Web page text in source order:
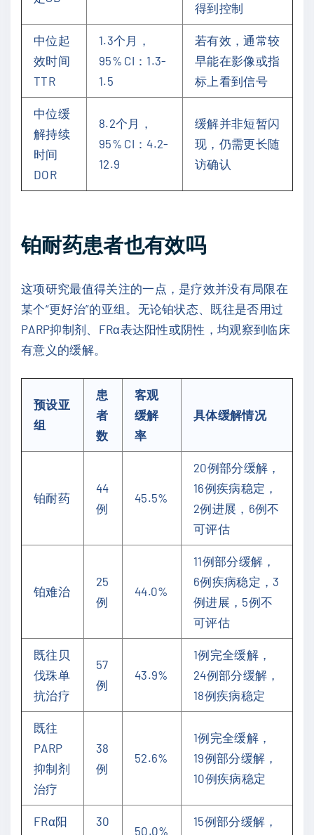
得到控制
中位起
效时间
TTR
1.3个月，
95% CI：1.3-
1.5
若有效，通常较
早能在影像或指
标上看到信号
中位缓
解持续
时间
DOR
8.2个月，
95% CI：4.2-
12.9
缓解并非短暂闪
现，仍需更长随
访确认
铂耐药患者也有效吗
这项研究最值得关注的一点，是疗效并没有局限在
某个“更好治”的亚组。无论铂状态、既往是否用过
PARP抑制剂、FRα表达阳性或阴性，均观察到临床
有意义的缓解。
预设亚
组
患
者
数
客观
缓解
率
具体缓解情况
铂耐药
44
例
45.5%
20例部分缓解，
16例疾病稳定，
2例进展，6例不
可评估
铂难治
25
例
44.0%
11例部分缓解，
6例疾病稳定，3
例进展，5例不
可评估
既往贝
伐珠单
抗治疗
57
例
43.9%
1例完全缓解，
24例部分缓解，
18例疾病稳定
既往
PARP
抑制剂
治疗
38
例
52.6%
1例完全缓解，
19例部分缓解，
10例疾病稳定
FRα阳
30
50.0%
15例部分缓解，